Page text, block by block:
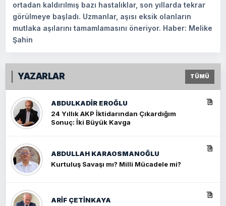
ortadan kaldırılmış bazı hastalıklar, son yıllarda tekrar
görülmeye başladı. Uzmanlar, aşısı eksik olanların
mutlaka aşılarını tamamlamasını öneriyor. Haber: Melike
Şahin
YAZARLAR TÜMÜ
ABDULKADIR EROĞLU
24 Yıllık AKP İktidarından Çıkardığım
Sonuç: İki Büyük Kavga
ABDULLAH KARAOSMANOĞLU
Kurtuluş Savaşı mı? Milli Mücadele mi?
ARIF ÇETİNKAYA